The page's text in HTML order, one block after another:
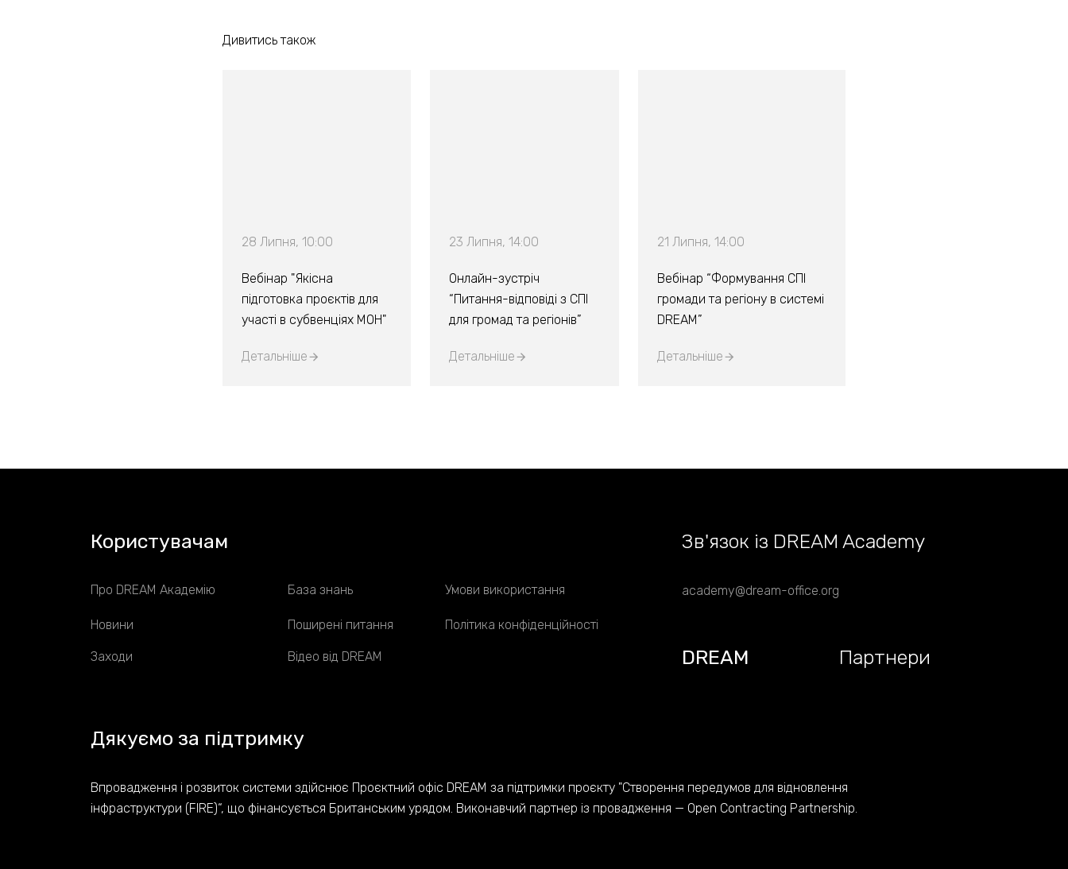
Дивитись також
28 Липня, 10:00
Вебінар "Якісна
підготовка проєктів для
участі в субвенціях МОН"
Детальніше
23 Липня, 14:00
Онлайн-зустріч
“Питання-відповіді з СПІ
для громад та регіонів”
Детальніше
21 Липня, 14:00
Вебінар “Формування СПІ
громади та регіону в системі
DREAM”
Детальніше
Користувачам
Про DREAM Академію
Новини
Умови використання
Політика конфіденційності
Заходи
База знань
Поширені питання
Відео від DREAM
academy@dream-office.org
Дякуємо за підтримку
Партнери
DREAM
Зв'язок із DREAM Academy
Впровадження і розвиток системи здійснює Проєктний офіс DREAM за підтримки проєкту "Створення передумов для відновлення
інфраструктури (FIRE)“, що фінансується Британським урядом. Виконавчий партнер із провадження — Open Contracting Partnership.